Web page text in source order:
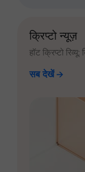
क्रिप्टो न्यूज़
हॉट क्रिप्टो
सब देखें